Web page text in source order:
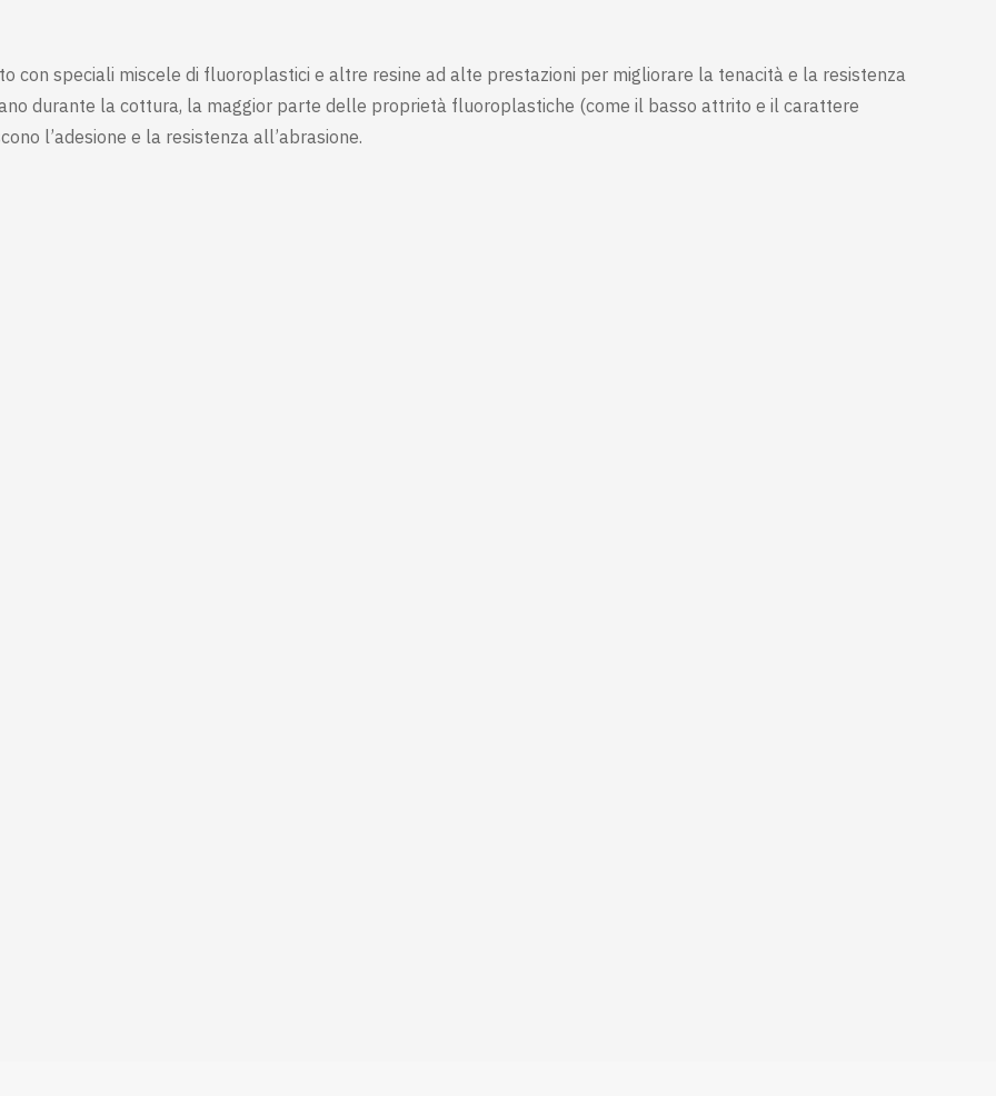
con speciali miscele di fluoroplastici e altre resine ad alte prestazioni per migliorare la tenacità e la resistenza
durante la cottura, la maggior parte delle proprietà fluoroplastiche (come il basso attrito e il carattere
l’adesione e la resistenza all’abrasione.